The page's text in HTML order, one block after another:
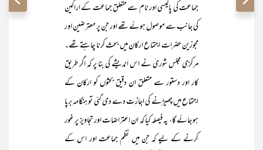
جماعت کی پالیسی اور نام سے متعلق جماعت کے اراکین
کی جانب سے موصول ہوئے تھے اور جن پر معترضین اور
مجوزین حضرات اجتماع ارکان میں بحث کرنا چاہتے تھے۔
مرکزی مجلس شوریٰ نے اس اندیشے کی بنا پر کہ اگر طریق
کار اور دستور سے متعلق ان دقیق بحثوں کو ارکان کے
اجتماع میں چھیڑنے کی اجازت دے دی گئی تو ہنگامہ برپا
ہو جائے گا، یہ فیصلہ کیا کہ ان اعتراضات اور تجاویز پر غور
کرنے کے لیے کہ جن میں نظم جماعت اور اس کے